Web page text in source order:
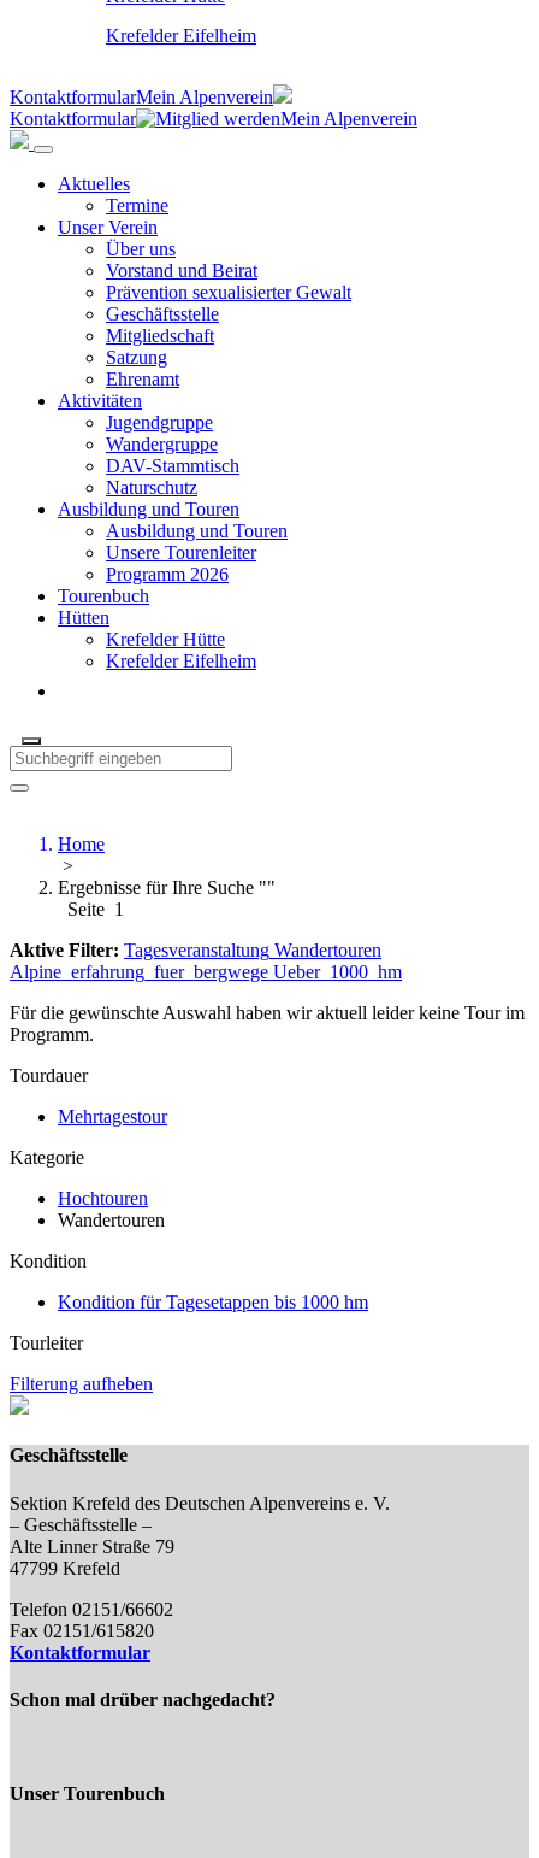
Krefelder Eifelheim
KontaktformularMein Alpenverein
Kontaktformular
Mein Alpenverein
Aktuelles
Termine
Unser Verein
Über uns
Vorstand und Beirat
Prävention sexualisierter Gewalt
Geschäftsstelle
Mitgliedschaft
Satzung
Ehrenamt
Aktivitäten
Jugendgruppe
Wandergruppe
DAV-Stammtisch
Naturschutz
Ausbildung und Touren
Ausbildung und Touren
Unsere Tourenleiter
Programm 2026
Tourenbuch
Hütten
Krefelder Hütte
Krefelder Eifelheim
Home
>
Ergebnisse für Ihre Suche ""
Seite 1
Aktive Filter: Tagesveranstaltung Wandertouren
Alpine_erfahrung_fuer_bergwege Ueber_1000_hm
Für die gewünschte Auswahl haben wir aktuell leider keine Tour im
Programm.
Tourdauer
Mehrtagestour
Kategorie
Hochtouren
Wandertouren
Kondition
Kondition für Tagesetappen bis 1000 hm
Tourleiter
Filterung aufheben
Geschäftsstelle
Sektion Krefeld des Deutschen Alpenvereins e. V.
– Geschäftsstelle –
Alte Linner Straße 79
47799 Krefeld
Telefon 02151/66602
Fax 02151/615820
Kontaktformular
Schon mal drüber nachgedacht?
Unser Tourenbuch